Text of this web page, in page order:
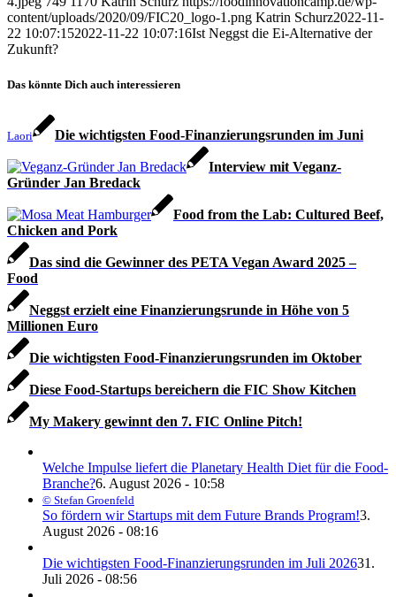
content/uploads/2020/09/FIC20_logo-1.png Katrin Schurz2022-11-
22 10:07:152022-11-22 10:07:16Ist Neggst die Ei-Alternative der
Zukunft?
Das könnte Dich auch interessieren
Laori Die wichtigsten Food-Finanzierungsrunden im Juni
Interview mit Veganz-
Gründer Jan Bredack
Food from the Lab: Cultured Beef,
Chicken and Pork
Das sind die Gewinner des PETA Vegan Award 2025 –
Food
Neggst erzielt eine Finanzierungsrunde in Höhe von 5
Millionen Euro
Die wichtigsten Food-Finanzierungsrunden im Oktober
Diese Food-Startups bereichern die FIC Show Kitchen
My Makery gewinnt den 7. FIC Online Pitch!
Welche Impulse liefert die Planetary Health Diet für die Food-
Branche?6. August 2026 - 10:58
© Stefan Groenfeld
So fördern wir Startups mit dem Future Brands Program!3.
August 2026 - 08:16
Die wichtigsten Food-Finanzierungsrunden im Juli 202631.
Juli 2026 - 08:56